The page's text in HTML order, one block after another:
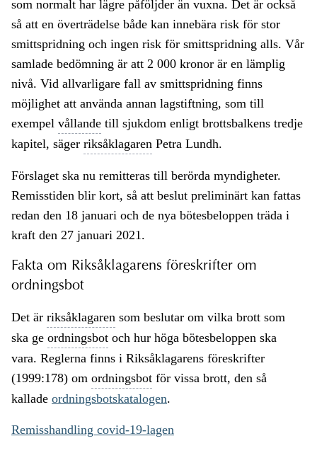
som normalt har lägre påföljder än vuxna. Det är också
så att en överträdelse både kan innebära risk för stor
smittspridning och ingen risk för smittspridning alls. Vår
samlade bedömning är att 2 000 kronor är en lämplig
nivå. Vid allvarligare fall av smittspridning finns
möjlighet att använda annan lagstiftning, som till
exempel vållande till sjukdom enligt brottsbalkens tredje
kapitel, säger riksåklagaren Petra Lundh.
Förslaget ska nu remitteras till berörda myndigheter.
Remisstiden blir kort, så att beslut preliminärt kan fattas
redan den 18 januari och de nya bötesbeloppen träda i
kraft den 27 januari 2021.
Fakta om Riksåklagarens föreskrifter om
ordningsbot
Det är riksåklagaren som beslutar om vilka brott som
ska ge ordningsbot och hur höga bötesbeloppen ska
vara. Reglerna finns i Riksåklagarens föreskrifter
(1999:178) om ordningsbot för vissa brott, den så
kallade ordningsbotskatalogen.
Remisshandling covid-19-lagen